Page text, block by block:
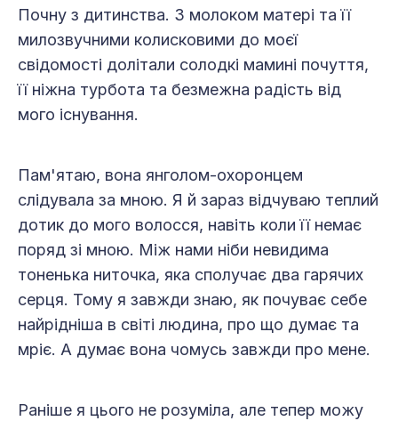
Почну з дитинства. З молоком матері та її
милозвучними колисковими до моєї
свідомості долітали солодкі мамині почуття,
її ніжна турбота та безмежна радість від
мого існування.
Пам'ятаю, вона янголом-охоронцем
слідувала за мною. Я й зараз відчуваю теплий
дотик до мого волосся, навіть коли її немає
поряд зі мною. Між нами ніби невидима
тоненька ниточка, яка сполучає два гарячих
серця. Тому я завжди знаю, як почуває себе
найрідніша в світі людина, про що думає та
мріє. А думає вона чомусь завжди про мене.
Раніше я цього не розуміла, але тепер можу